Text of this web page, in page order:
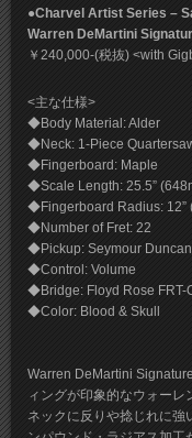
●Charvel Artist Series –
Warren DeMartini
￥240,000-(税抜) <with
<主な仕様>
◆Body Material: Alder
◆Neck: 1-Piece
◆Fingerboard: Maple
◆Scale Length: 25.5”
◆Fingerboard Radius: 12”
◆Number of Fret: 22
◆Pickup: Seymour
◆Control: Volume
◆Bridge: Floyd Rose FRT-
◆Color: Blood & Skull
Warren DeMartini
ィングが印象的なウォーレ
ネックに反りや捻じれに強